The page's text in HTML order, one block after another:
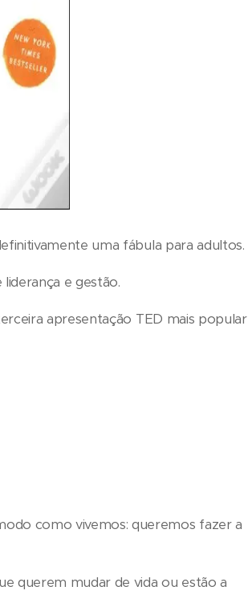
uma fábula para adultos.
e gestão.
apresentação TED mais popular
como vivemos: queremos fazer a
querem mudar de vida ou estão a